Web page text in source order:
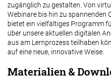
zugänglich zu gestalten. Von
Webinare bis hin zu spannenden
bietet ein vielfältiges Programm
über unsere aktuellen digitalen
aus am Lernprozess teilhaben
auf eine neue, innovative Weise.
Materialien &